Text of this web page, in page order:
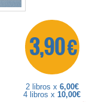
3,90 €
2 libros x 6,00€
4 libros x 10,00€